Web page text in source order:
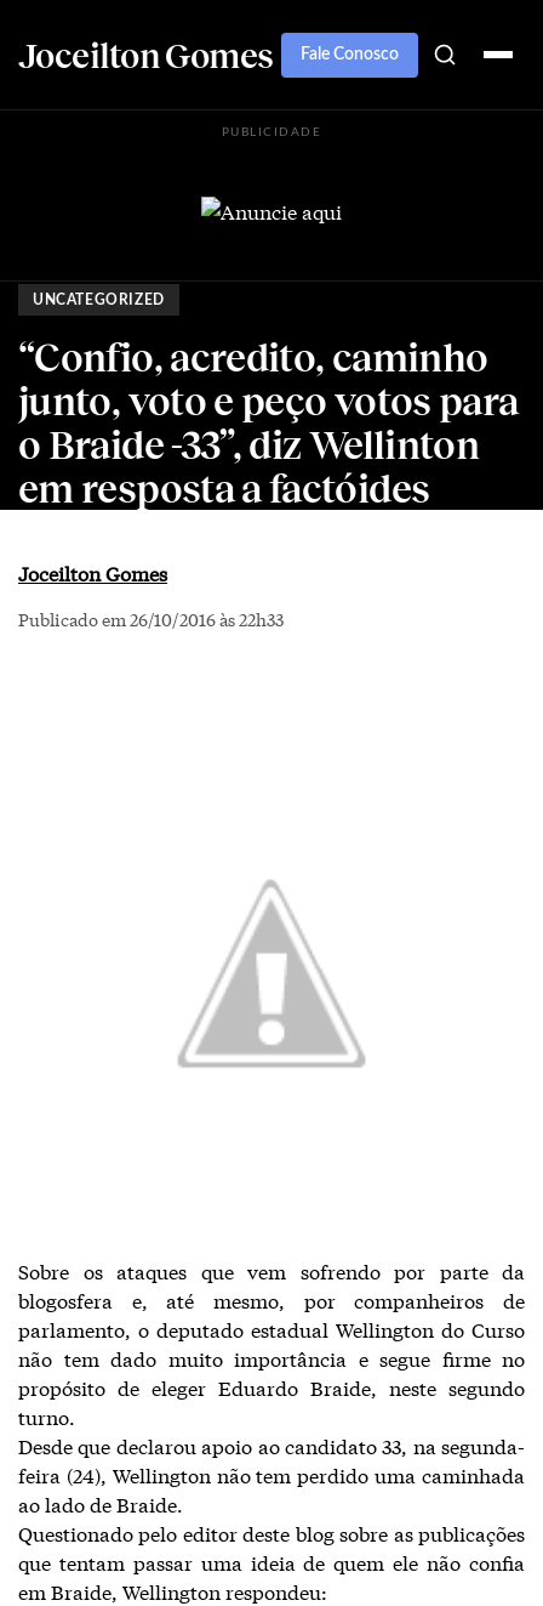
Joceilton Gomes Fale Conosco
PUBLICIDADE
UNCATEGORIZED
“Confio, acredito, caminho
junto, voto e peço votos para
o Braide -33”, diz Wellinton
em resposta a factóides
Joceilton Gomes
Publicado em 26/10/2016 às 22h33
Sobre os ataques que vem sofrendo por parte da
blogosfera e, até mesmo, por companheiros de
parlamento, o deputado estadual Wellington do Curso
não tem dado muito importância e segue firme no
propósito de eleger Eduardo Braide, neste segundo
turno.
Desde que declarou apoio ao candidato 33, na segunda-
feira (24), Wellington não tem perdido uma caminhada
ao lado de Braide.
Questionado pelo editor deste blog sobre as publicações
que tentam passar uma ideia de quem ele não confia
em Braide, Wellington respondeu: